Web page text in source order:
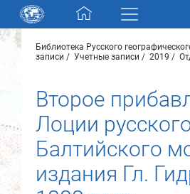
Skip navigation
Разделы и коллекции
Электронный каталог
Новости
О нас
Найти
Библиотека Русского
записи
Учетные записи 2019
Второе
Лоции
Балтийского
издания Гл.